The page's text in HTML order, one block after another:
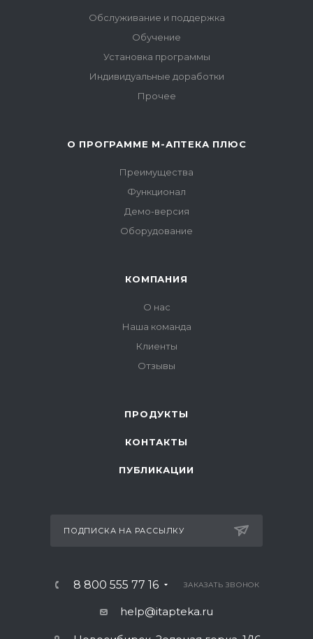
Обслуживание и поддержка
Обучение
Установка программы
Индивидуальные доработки
Прочее
О ПРОГРАММЕ М-АПТЕКА ПЛЮС
Преимущества
Функционал
Демо-версия
Оборудование
КОМПАНИЯ
О нас
Наша команда
Клиенты
Отзывы
ПРОДУКТЫ
КОНТАКТЫ
ПУБЛИКАЦИИ
ПОДПИСКА НА РАССЫЛКУ
8 800 555 77 16 ЗАКАЗАТЬ ЗВОНОК
help@itapteka.ru